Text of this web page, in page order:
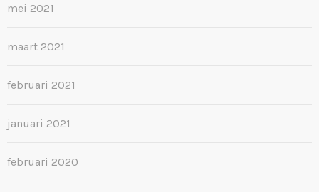
mei 2021
maart 2021
februari 2021
januari 2021
februari 2020